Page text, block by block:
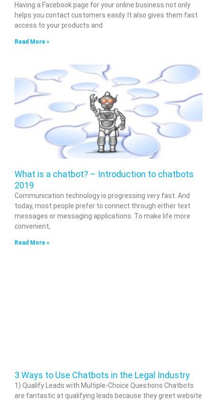
Having a Facebook page for your online business not only
helps you contact customers easily. It also gives them fast
access to your products and
Read More »
What is a chatbot? – Introduction to chatbots
2019
Communication technology is progressing very fast. And
today, most people prefer to connect through either text
messages or messaging applications. To make life more
convenient,
Read More »
3 Ways to Use Chatbots in the Legal Industry
1) Qualify Leads with Multiple-Choice Questions Chatbots
are fantastic at qualifying leads because they greet website